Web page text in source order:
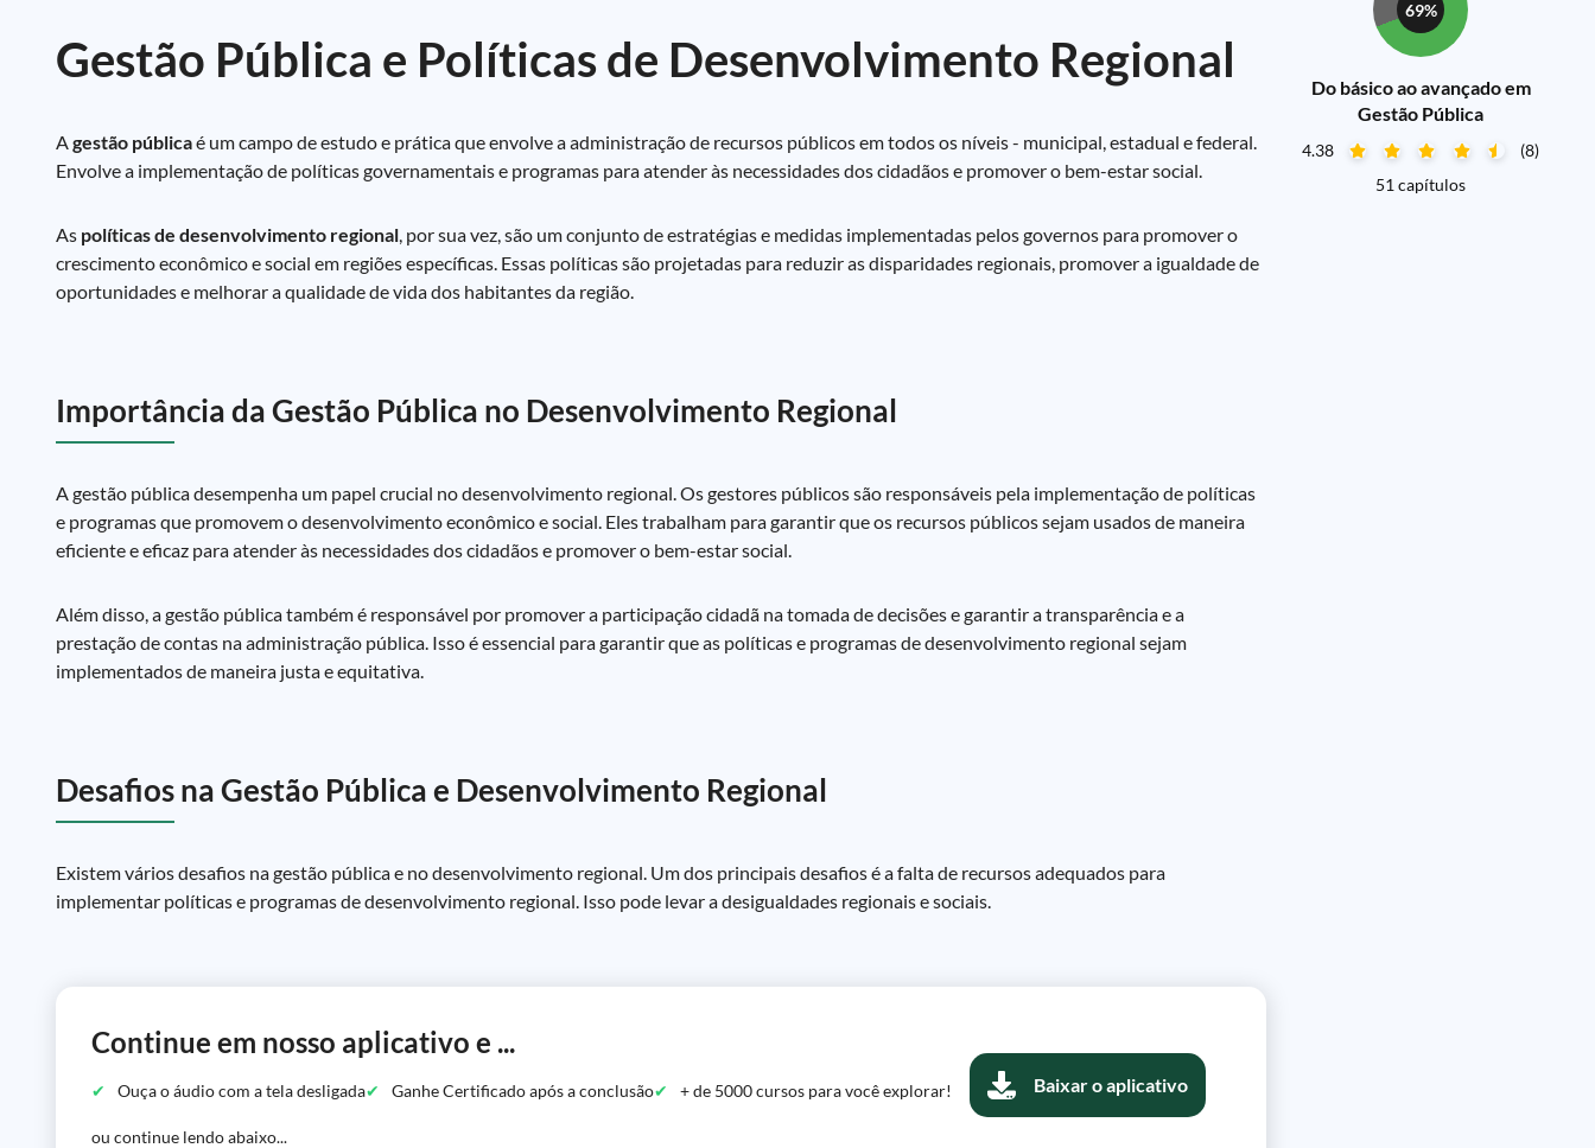
Gestão Pública e Políticas de Desenvolvimento Regional
Agestão públicaé um campo de estudo e prática que envolve a administração de recursos públicos em todos os níveis - municipal, estadual e federal.
Envolve a implementação de políticas governamentais e programas para atender às necessidades dos cidadãos e promover o bem-estar social.
As políticas de desenvolvimento regional, por sua vez, são um conjunto de estratégias e medidas implementadas pelos governos para promover o
crescimento econômico e social em regiões específicas. Essas políticas são projetadas para reduzir as disparidades regionais, promover a igualdade de
oportunidades e melhorar a qualidade de vida dos habitantes da região.
Importância da Gestão Pública no Desenvolvimento Regional
A gestão pública desempenha um papel crucial no desenvolvimento regional. Os gestores públicos são responsáveis pela implementação de políticas
e programas que promovem o desenvolvimento econômico e social. Eles trabalham para garantir que os recursos públicos sejam usados de maneira
eficiente e eficaz para atender às necessidades dos cidadãos e promover o bem-estar social.
Além disso, a gestão pública também é responsável por promover a participação cidadã na tomada de decisões e garantir a transparência e a
prestação de contas na administração pública. Isso é essencial para garantir que as políticas e programas de desenvolvimento regional sejam
implementados de maneira justa e equitativa.
Desafios na Gestão Pública e Desenvolvimento Regional
Existem vários desafios na gestão pública e no desenvolvimento regional. Um dos principais desafios é a falta de recursos adequados para
implementar políticas e programas de desenvolvimento regional. Isso pode levar a desigualdades regionais e sociais.
Continue em nosso aplicativo e ...
Ouça o áudio com a tela desligada Ganhe Certificado após a conclusão + de 5000 cursos para você explorar!
ou continue lendo abaixo...
Baixar o aplicativo
69%
Do básico ao avançado em
Gestão Pública
4.38
(8)
51 capítulos